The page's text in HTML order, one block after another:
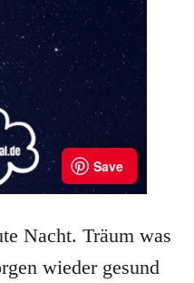
Nacht. Träum was
wieder gesund